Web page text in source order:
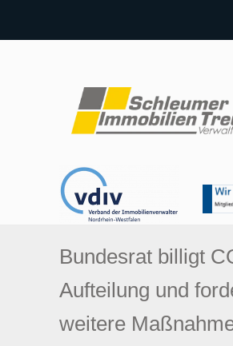
Bundesrat billigt
Aufteilung und
weitere